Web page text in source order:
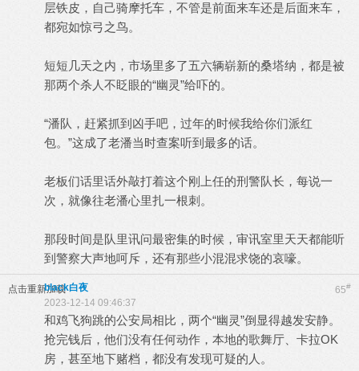
层铁皮，自己骑摩托车，不管是前面来车还是后面来车，
都宛如惊弓之鸟。
短短几天之内，市场里多了五六辆崭新的桑塔纳，都是被
那两个杀人不眨眼的“幽灵”给吓的。
“潘队，赶紧抓到凶手吧，过年的时候我给你们派红
包。”这成了老潘当时查案听到最多的话。
老板们话里话外敲打着这个刚上任的刑警队长，每说一
次，就像往老潘心里扎一根刺。
那段时间是队里讯问最密集的时候，审讯室里天天都能听
到警察大声地呵斥，还有那些小混混求饶的哀嚎。
点击重新加载 65#
black白夜
2023-12-14 09:46:37
和鸡飞狗跳的公安局相比，两个“幽灵”倒显得越发安静。
抢完钱后，他们没有任何动作，本地的歌舞厅、卡拉OK
房，甚至地下赌档，都没有发现可疑的人。